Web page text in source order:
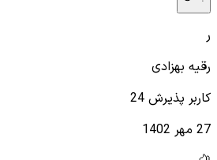
ر
رقیه بهزادی
کاربر پذیرش 24
27 مهر 1402